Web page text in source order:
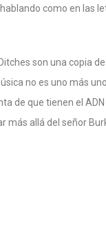
como en las
son una copia
no es uno más
de que tienen el
más allá del señor